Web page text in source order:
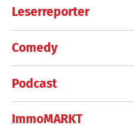
Leserreporter
Comedy
Podcast
ImmoMARKT